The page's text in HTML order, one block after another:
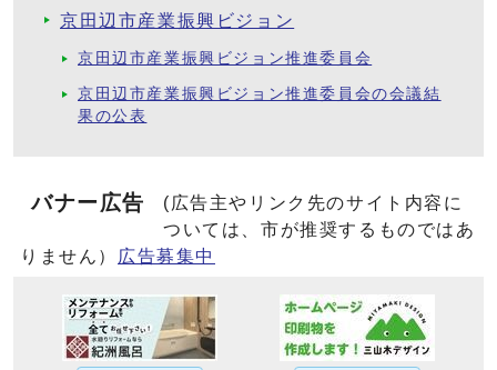
京田辺市産業振興ビジョン
京田辺市産業振興ビジョン推進委員会
京田辺市産業振興ビジョン推進委員会の会議結
果の公表
バナー広告
(広告主やリンク先のサイト内容に
ついては、市が推奨するものではあ
りません）
広告募集中